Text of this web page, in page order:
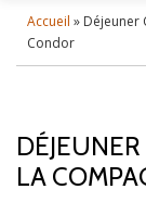
Accueil » Déjeuner
Condor
LA